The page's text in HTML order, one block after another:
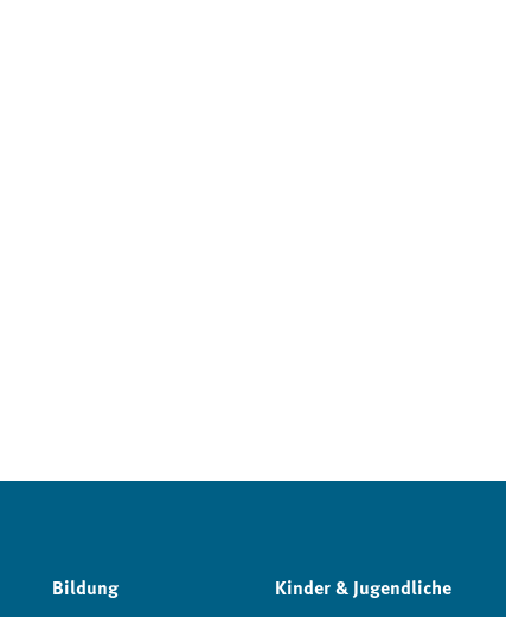
Bildung Kinder & Jugendliche